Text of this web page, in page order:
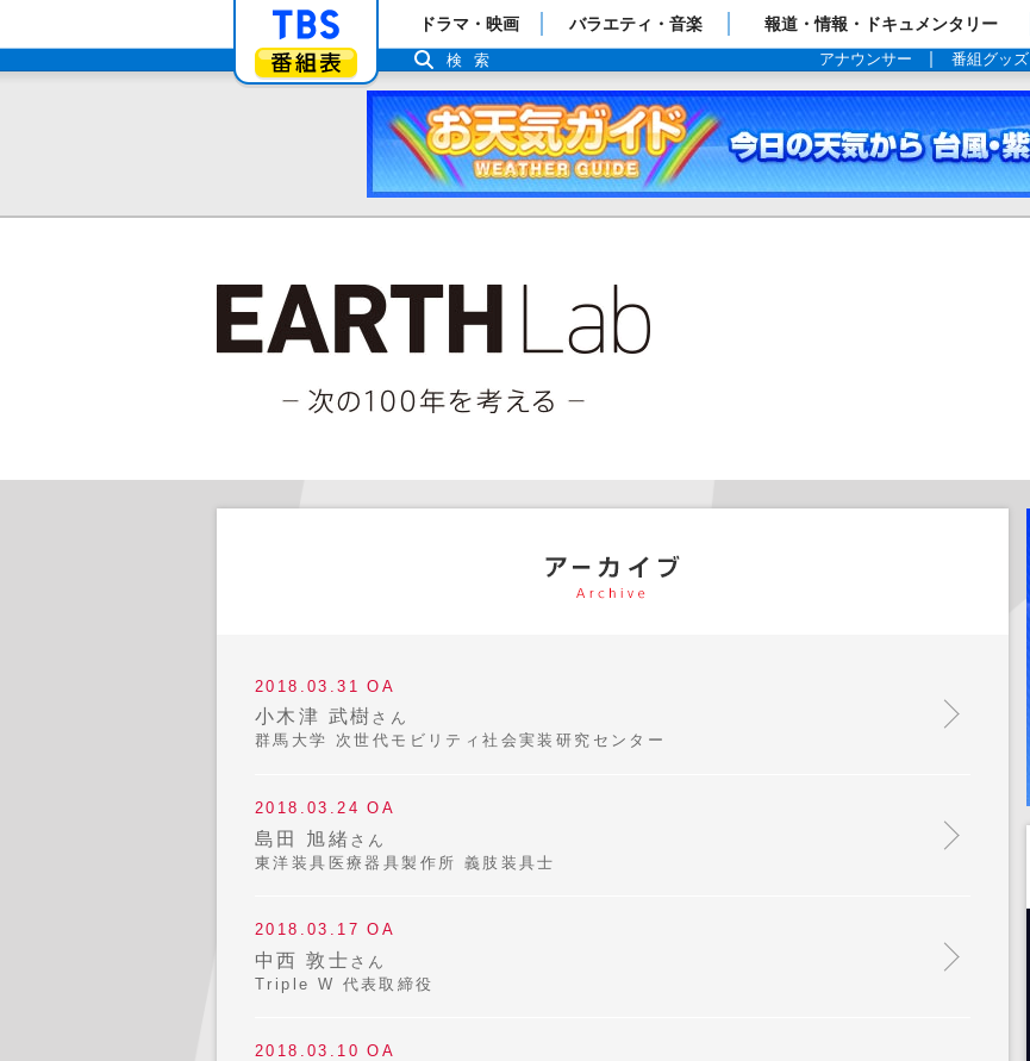
「TBSテレビ」トップページ
番組表
ドラマ・映画 バラエティ・音楽 報道・情報・ドキュメンタリー
アナウンサー 番組グッズ
検索
2018.03.31 OA
小木津 武樹 さん
群馬大学 次世代モビリティ社会実装研究センター
2018.03.24 OA
島田 旭緒 さん
東洋装具医療器具製作所 義肢装具士
2018.03.17 OA
中西 敦士 さん
Triple W 代表取締役
2018.03.10 OA